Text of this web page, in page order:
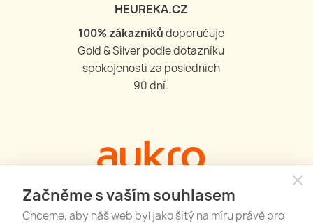
HEUREKA.CZ
100% zákazníkůdoporučuje
Gold & Silver podle dotazníku
spokojenosti za posledních
90 dní.
5.0 grade grade gradegradegrade
close
Začněme s vaším souhlasem
Chceme, aby náš web byl jako šitý na míru právě pro